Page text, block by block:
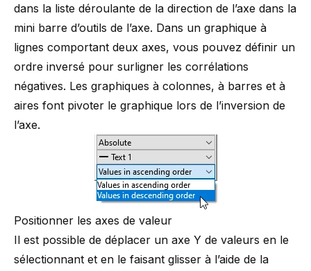
dans la liste déroulante de la direction de l’axe dans la
mini barre d’outils de l’axe. Dans un graphique à
lignes comportant deux axes, vous pouvez définir un
ordre inversé pour surligner les corrélations
négatives. Les graphiques à colonnes, à barres et à
aires font pivoter le graphique lors de l’inversion de
l’axe.
Positionner les axes de valeur
Il est possible de déplacer un axe Y de valeurs en le
sélectionnant et en le faisant glisser à l’aide de la